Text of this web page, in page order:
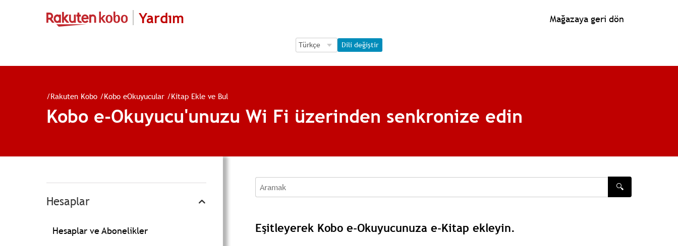
Yardım Mağazaya geri dön
Language Selection
Language Selection
Dili değiştir
/Rakuten Kobo /Kobo eOkuyucular /Kitap Ekle ve Bul
Kobo e-Okuyucu'unuzu Wi Fi üzerinden senkronize edin
Hesaplar
Hesaplar ve Abonelikler
Aramak
🔍
Eşitleyerek Kobo e-Okuyucunuza e-Kitap ekleyin.